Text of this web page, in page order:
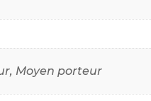
Moyen porteur